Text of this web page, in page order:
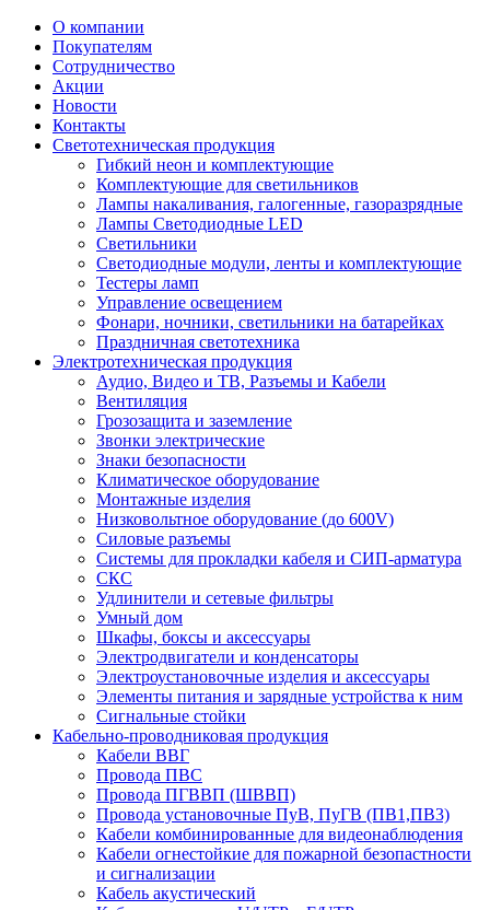
О компании
Покупателям
Сотрудничество
Акции
Новости
Контакты
Светотехническая продукция
Гибкий неон и комплектующие
Комплектующие для светильников
Лампы накаливания, галогенные, газоразрядные
Лампы Светодиодные LED
Светильники
Светодиодные модули, ленты и комплектующие
Тестеры ламп
Управление освещением
Фонари, ночники, светильники на батарейках
Праздничная светотехника
Электротехническая продукция
Аудио, Видео и ТВ, Разъемы и Кабели
Вентиляция
Грозозащита и заземление
Звонки электрические
Знаки безопасности
Климатическое оборудование
Монтажные изделия
Низковольтное оборудование (до 600V)
Силовые разъемы
Системы для прокладки кабеля и СИП-арматура
СКС
Удлинители и сетевые фильтры
Умный дом
Шкафы, боксы и аксессуары
Электродвигатели и конденсаторы
Электроустановочные изделия и аксессуары
Элементы питания и зарядные устройства к ним
Сигнальные стойки
Кабельно-проводниковая продукция
Кабели ВВГ
Провода ПВС
Провода ПГВВП (ШВВП)
Провода установочные ПуВ, ПуГВ (ПВ1,ПВ3)
Кабели комбинированные для видеонаблюдения
Кабели огнестойкие для пожарной безопастности
и сигнализации
Кабель акустический